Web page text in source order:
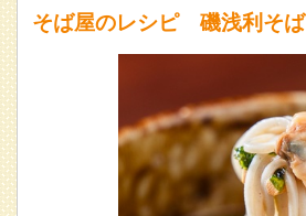
そば屋のレシピ 磯浅利そば